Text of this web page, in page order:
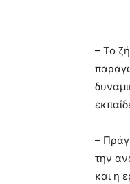
– Το
–
την
και η